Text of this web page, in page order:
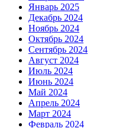
Январь 2025
Декабрь 2024
Ноябрь 2024
Октябрь 2024
Сентябрь 2024
Август 2024
Июль 2024
Июнь 2024
Май 2024
Апрель 2024
Март 2024
Февраль 2024